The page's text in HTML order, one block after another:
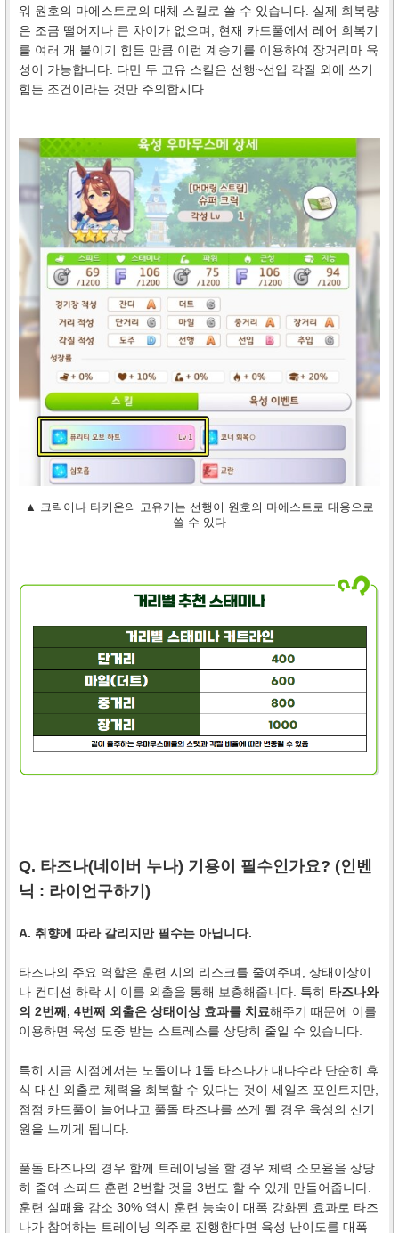
워 원호의 마에스트로의 대체 스킬로 쓸 수 있습니다. 실제 회복량
은 조금 떨어지나 큰 차이가 없으며, 현재 카드풀에서 레어 회복기
를 여러 개 붙이기 힘든 만큼 이런 계승기를 이용하여 장거리마 육
성이 가능합니다. 다만 두 고유 스킬은 선행~선입 각질 외에 쓰기
힘든 조건이라는 것만 주의합시다.
▲ 크릭이나 타키온의 고유기는 선행이 원호의 마에스트로 대용으로
쓸 수 있다
Q. 타즈나(네이버 누나) 기용이 필수인가요? (인벤
닉 : 라이언구하기 )
A. 취향에 따라 갈리지만 필수는 아닙니다.
타즈나의 주요 역할은 훈련 시의 리스크를 줄여주며, 상태이상이
나 컨디션 하락 시 이를 외출을 통해 보충해줍니다. 특히 타즈나와
의 2번째, 4번째 외출은 상태이상 효과를 치료해주기 때문에 이를
이용하면 육성 도중 받는 스트레스를 상당히 줄일 수 있습니다.
특히 지금 시점에서는 노돌이나 1돌 타즈나가 대다수라 단순히 휴
식 대신 외출로 체력을 회복할 수 있다는 것이 세일즈 포인트지만,
점점 카드풀이 늘어나고 풀돌 타즈나를 쓰게 될 경우 육성의 신기
원을 느끼게 됩니다.
풀돌 타즈나의 경우 함께 트레이닝을 할 경우 체력 소모율을 상당
히 줄여 스피드 훈련 2번할 것을 3번도 할 수 있게 만들어줍니다.
훈련 실패율 감소 30% 역시 훈련 능숙이 대폭 강화된 효과로 타즈
나가 참여하는 트레이닝 위주로 진행한다면 육성 난이도를 대폭